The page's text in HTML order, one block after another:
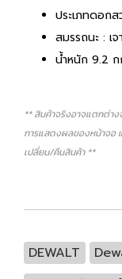
ประเภทดอกส
สมรรถนะ : เ
น้ำหนัก 9.2 ก
** สินค้าจริงอาจแตกต่า
การแสดงผลของหน้าจอ
เปลี่ยน/คืนสินค้า **
DEWALT